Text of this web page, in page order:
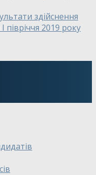
здійснення
півріччя 2019 року